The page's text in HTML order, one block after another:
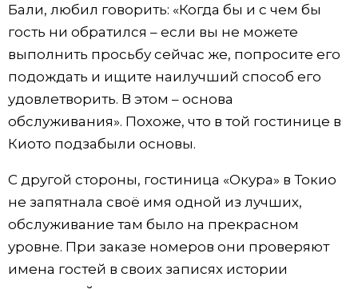
Бали, любил говорить: «Когда бы и с чем бы
гость ни обратился – если вы не можете
выполнить просьбу сейчас же, попросите его
подождать и ищите наилучший способ его
удовлетворить. В этом – основа
обслуживания». Похоже, что в той гостинице в
Киото подзабыли основы.
С другой стороны, гостиница «Окура» в Токио
не запятнала своё имя одной из лучших,
обслуживание там было на прекрасном
уровне. При заказе номеров они проверяют
имена гостей в своих записях истории